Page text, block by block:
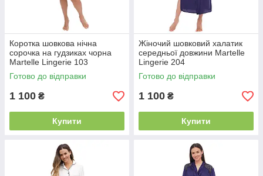
Коротка шовкова нічна
сорочка на гудзиках чорна
Martelle Lingerie 103
Готово до відправки
1 100 ₴
Купити
Жіночий шовковий халатик
середньої довжини Martelle
Lingerie 204
Готово до відправки
1 100 ₴
Купити